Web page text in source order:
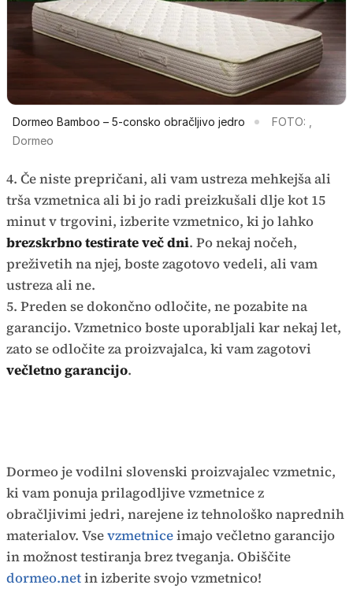
Dormeo Bamboo – 5-consko obračljivo jedro
FOTO: ,
Dormeo
4. Če niste prepričani, ali vam ustreza mehkejša ali
trša vzmetnica ali bi jo radi preizkušali dlje kot 15
minut v trgovini, izberite vzmetnico, ki jo lahko
brezskrbno testirate več dni. Po nekaj nočeh,
preživetih na njej, boste zagotovo vedeli, ali vam
ustreza ali ne.
5. Preden se dokončno odločite, ne pozabite na
garancijo. Vzmetnico boste uporabljali kar nekaj let,
zato se odločite za proizvajalca, ki vam zagotovi
večletno garancijo.
Dormeo je vodilni slovenski proizvajalec vzmetnic,
ki vam ponuja prilagodljive vzmetnice z
obračljivimi jedri, narejene iz tehnološko naprednih
materialov. Vsevzmetniceimajo večletno garancijo
in možnost testiranja brez tveganja. Obiščite
dormeo.netin izberite svojo vzmetnico!